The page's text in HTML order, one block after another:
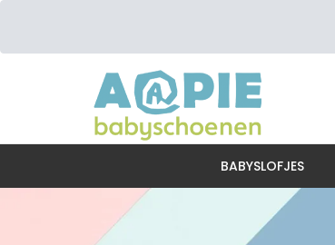
BABYSLOFJES